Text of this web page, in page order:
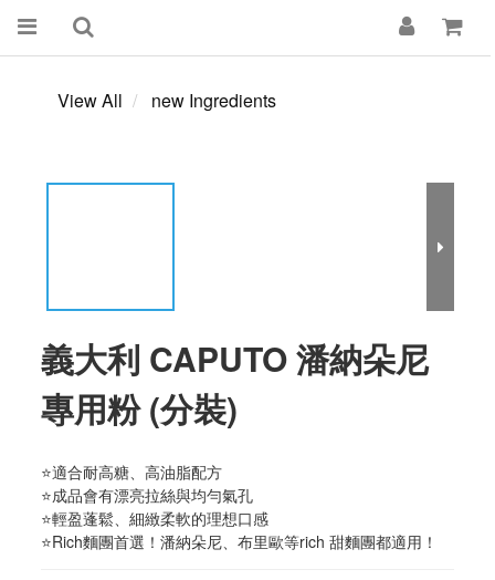
View All new Ingredients
義大利 CAPUTO 潘納朵尼
專用粉 (分裝)
⭐適合耐高糖、高油脂配方
⭐成品會有漂亮拉絲與均勻氣孔
⭐輕盈蓬鬆、細緻柔軟的理想口感
⭐Rich麵團首選！潘納朵尼、布里歐等rich 甜麵團都適用！